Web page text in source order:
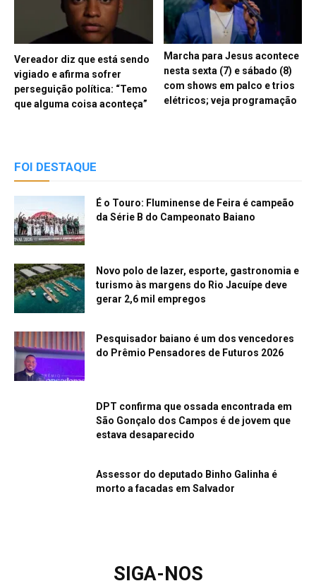
Vereador diz que está sendo
vigiado e afirma sofrer
perseguição política: “Temo
que alguma coisa aconteça”
Marcha para Jesus acontece
nesta sexta (7) e sábado (8)
com shows em palco e trios
elétricos; veja programação
FOI DESTAQUE
É o Touro: Fluminense de Feira é campeão
da Série B do Campeonato Baiano
Novo polo de lazer, esporte, gastronomia e
turismo às margens do Rio Jacuípe deve
gerar 2,6 mil empregos
Pesquisador baiano é um dos vencedores
do Prêmio Pensadores de Futuros 2026
DPT confirma que ossada encontrada em
São Gonçalo dos Campos é de jovem que
estava desaparecido
Assessor do deputado Binho Galinha é
morto a facadas em Salvador
SIGA-NOS